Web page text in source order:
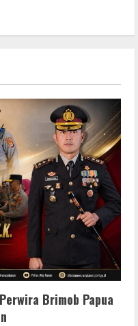
Brimob Papua